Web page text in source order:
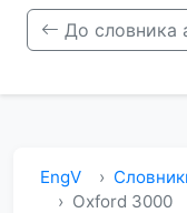
До словника
EngV
Oxford 3000